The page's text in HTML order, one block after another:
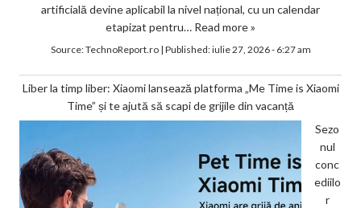
artificială devine aplicabil la nivel național, cu un calendar
etapizat pentru… Read more »
Source:TechnoReport.ro| Published:iulie 27, 2026 - 6:27 am
Liber la timp liber: Xiaomi lansează platforma „Me Time is Xiaomi
Time” și te ajută să scapi de grijile din vacanță
Sezo
nul
conc
ediilo
r